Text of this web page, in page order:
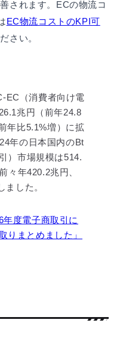
されます。ECの物流コ
EC物流コストのKPI可
さい。
EC（消費者向け電
兆円（前年24.8
年比5.1%増）に拡
年の日本国内のBt
）市場規模は514.
々年420.2兆円、
ました。
度電子商取引に
りまとめました」